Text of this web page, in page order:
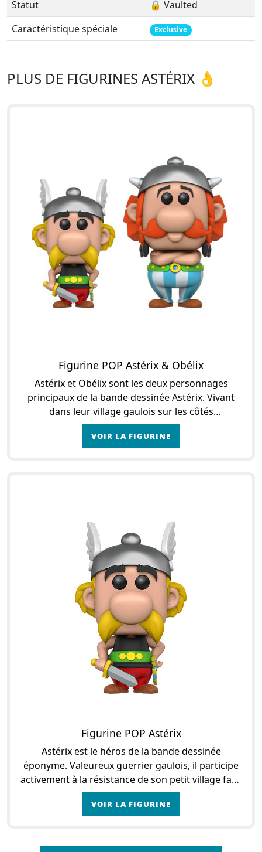
Statut
🔒 Vaulted
Caractéristique spéciale
Exclusive
PLUS DE FIGURINES ASTÉRIX 👌
Figurine POP Astérix & Obélix
Astérix et Obélix sont les deux personnages
principaux de la bande dessinée Astérix. Vivant
dans leur village gaulois sur les côtés
d’Armorique, ils aident leur village à résister
contre Jul
VOIR LA FIGURINE
Figurine POP Astérix
Astérix est le héros de la bande dessinée
éponyme. Valeureux guerrier gaulois, il participe
activement à la résistance de son petit village face
à l’envahisseur romain emmené par Jules Césa
VOIR LA FIGURINE